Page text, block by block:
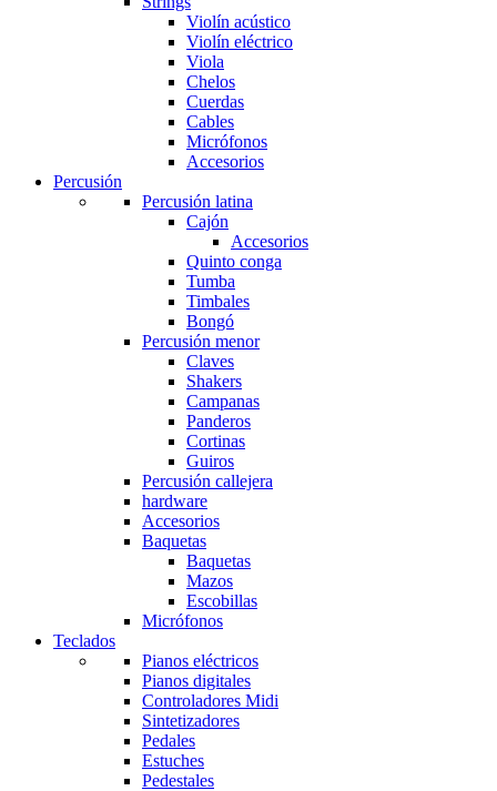
Violín acústico
Violín eléctrico
Viola
Chelos
Cuerdas
Cables
Micrófonos
Accesorios
Percusión
Percusión latina
Cajón
Accesorios
Quinto conga
Tumba
Timbales
Bongó
Percusión menor
Claves
Shakers
Campanas
Panderos
Cortinas
Guiros
Percusión callejera
hardware
Accesorios
Baquetas
Baquetas
Mazos
Escobillas
Micrófonos
Teclados
Pianos eléctricos
Pianos digitales
Controladores Midi
Sintetizadores
Pedales
Estuches
Pedestales